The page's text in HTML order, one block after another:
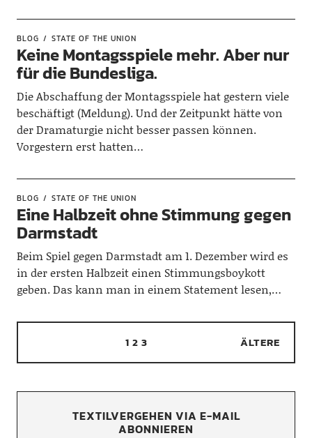
BLOG STATE OF THE UNION
Keine Montagsspiele mehr. Aber nur
für die Bundesliga.
Die Abschaffung der Montagsspiele hat gestern viele
beschäftigt (Meldung). Und der Zeitpunkt hätte von
der Dramaturgie nicht besser passen können.
Vorgestern erst hatten…
BLOG STATE OF THE UNION
Eine Halbzeit ohne Stimmung gegen
Darmstadt
Beim Spiel gegen Darmstadt am 1. Dezember wird es
in der ersten Halbzeit einen Stimmungsboykott
geben. Das kann man in einem Statement lesen,…
1 2 3 ÄLTERE
TEXTILVERGEHEN VIA E-MAIL
ABONNIEREN